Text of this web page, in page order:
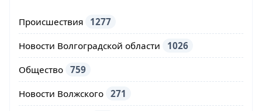
Происшествия 1277
Новости Волгоградской области 1026
Общество 759
Новости Волжского 271